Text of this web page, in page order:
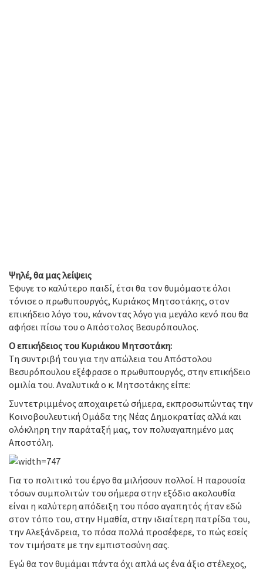
Ψηλέ, θα μας λείψεις
Έφυγε το καλύτερο παιδί, έτσι θα τον θυμόμαστε όλοι
τόνισε ο πρωθυπουργός, Κυριάκος Μητσοτάκης, στον
επικήδειο λόγο του, κάνοντας λόγο για μεγάλο κενό που θα
αφήσει πίσω του ο Απόστολος Βεσυρόπουλος.
Ο επικήδειος του Κυριάκου Μητσοτάκη:
Τη συντριβή του για την απώλεια του Απόστολου
Βεσυρόπουλου εξέφρασε ο πρωθυπουργός, στην επικήδειο
ομιλία του. Αναλυτικά ο κ. Μητσοτάκης είπε:
Συντετριμμένος αποχαιρετώ σήμερα, εκπροσωπώντας την
Κοινοβουλευτική Ομάδα της Νέας Δημοκρατίας αλλά και
ολόκληρη την παράταξή μας, τον πολυαγαπημένο μας
Αποστόλη.
Για το πολιτικό του έργο θα μιλήσουν πολλοί. Η παρουσία
τόσων συμπολιτών του σήμερα στην εξόδιο ακολουθία
είναι η καλύτερη απόδειξη του πόσο αγαπητός ήταν εδώ
στον τόπο του, στην Ημαθία, στην ιδιαίτερη πατρίδα του,
την Αλεξάνδρεια, το πόσα πολλά προσέφερε, το πώς εσείς
τον τιμήσατε με την εμπιστοσύνη σας.
Εγώ θα τον θυμάμαι πάντα όχι απλά ως ένα άξιο στέλεχος,